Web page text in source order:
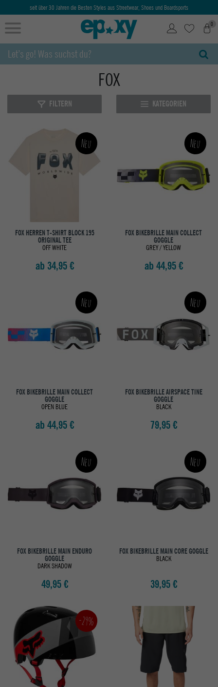
Ab 50€ kostenlose Lieferung & Retoure
0
FOX
FILTERN KATEGORIEN
Neu
FOX HERREN T-SHIRT BLOCK 195
ORIGINAL TEE
OFF WHITE
ab 34,95 €
Neu
FOX BIKEBRILLE MAIN COLLECT
GOGGLE
GREY / YELLOW
ab 44,95 €
Neu
FOX BIKEBRILLE MAIN COLLECT
GOGGLE
OPEN BLUE
ab 44,95 €
Neu
FOX BIKEBRILLE AIRSPACE TINE
GOGGLE
BLACK
79,95 €
Neu
FOX BIKEBRILLE MAIN ENDURO
GOGGLE
DARK SHADOW
49,95 €
Neu
FOX BIKEBRILLE MAIN CORE GOGGLE
BLACK
39,95 €
-29%